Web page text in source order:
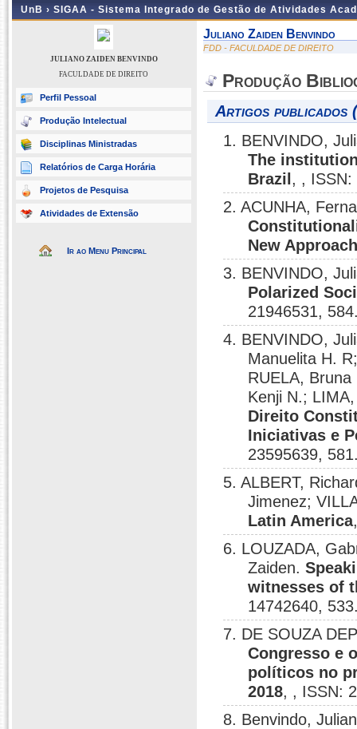
UnB › SIGAA - Sistema Integrado de Gestão de Atividades
JULIANO ZAIDEN BENVINDO
FACULDADE DE DIREITO
Perfil Pessoal
Produção Intelectual
Disciplinas Ministradas
Relatórios de Carga Horária
Projetos de Pesquisa
Atividades de Extensão
Ir ao Menu Principal
Juliano Zaiden Benvindo
FDD - FACULDADE DE DIREITO
Produção
Artigos publicados
1. BENVINDO,
The
Brazil , , ISSN:
2. ACUNHA,
New
3. BENVINDO,
Polarized
21946531,
4. BENVINDO,
Manuelita H.
RUELA,
Kenji N.;
Direito
Iniciativas e
23595639,
5. ALBERT,
Jimenez;
Latin America
6. LOUZADA,
Zaiden.
witnesses of
14742640,
7. DE SOUZA
Congresso e
políticos no
2018, , ISSN:
8. Benvindo,